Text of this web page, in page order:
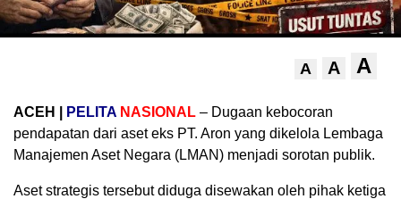
A A A
ACEH | PELITA NASIONAL – Dugaan kebocoran
pendapatan dari aset eks PT. Aron yang dikelola Lembaga
Manajemen Aset Negara (LMAN) menjadi sorotan publik.
Aset strategis tersebut diduga disewakan oleh pihak ketiga